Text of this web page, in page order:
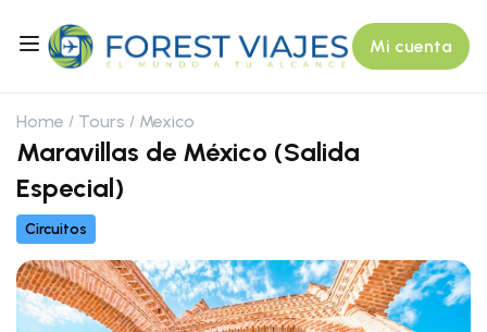
Mi cuenta
Home Tours Mexico
Maravillas de México (Salida
Especial)
Circuitos